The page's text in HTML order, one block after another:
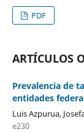
PDF
ARTÍCULOS
Prevalencia de
entidades
Luis Azpurua,
e230